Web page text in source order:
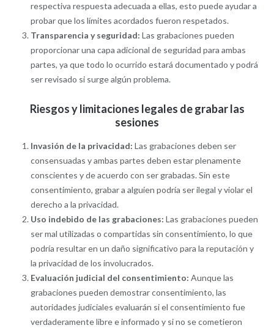
respectiva respuesta adecuada a ellas, esto puede ayudar a
probar que los límites acordados fueron respetados.
Transparencia y seguridad: Las grabaciones pueden
proporcionar una capa adicional de seguridad para ambas
partes, ya que todo lo ocurrido estará documentado y podrá
ser revisado si surge algún problema.
Riesgos y limitaciones legales de grabar las
sesiones
Invasión de la privacidad: Las grabaciones deben ser
consensuadas y ambas partes deben estar plenamente
conscientes y de acuerdo con ser grabadas. Sin este
consentimiento, grabar a alguien podría ser ilegal y violar el
derecho a la privacidad.
Uso indebido de las grabaciones: Las grabaciones pueden
ser mal utilizadas o compartidas sin consentimiento, lo que
podría resultar en un daño significativo para la reputación y
la privacidad de los involucrados.
Evaluación judicial del consentimiento: Aunque las
grabaciones pueden demostrar consentimiento, las
autoridades judiciales evaluarán si el consentimiento fue
verdaderamente libre e informado y si no se cometieron